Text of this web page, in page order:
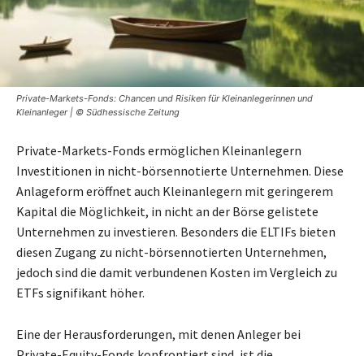
Private-Markets-Fonds: Chancen und Risiken für Kleinanlegerinnen und
Kleinanleger | © Südhessische Zeitung
Private-Markets-Fonds ermöglichen Kleinanlegern
Investitionen in nicht-börsennotierte Unternehmen. Diese
Anlageform eröffnet auch Kleinanlegern mit geringerem
Kapital die Möglichkeit, in nicht an der Börse gelistete
Unternehmen zu investieren. Besonders die ELTIFs bieten
diesen Zugang zu nicht-börsennotierten Unternehmen,
jedoch sind die damit verbundenen Kosten im Vergleich zu
ETFs signifikant höher.
Eine der Herausforderungen, mit denen Anleger bei